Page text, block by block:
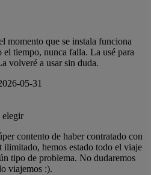
momento que se instala funciona
el tiempo, nunca falla. La usé para
volveré a usar sin duda.
05-31
elegir
contento de haber contratado con
ilimitado, hemos estado todo el viaje
tipo de problema. No dudaremos
viajemos :).